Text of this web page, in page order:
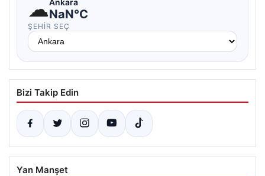
☁NaN°C
ŞEHIR SEÇ
Bizi Takip Edin
Yan Manşet